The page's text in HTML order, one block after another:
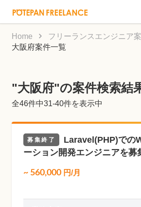
Home
フリーランスエンジニア
大阪府案件一覧
"大阪府"の案件検索結
全46件中31-40件を表示中
募集終了
Laravel(PHP)での
ーション開発エンジニアを募
~ 560,000 円/月